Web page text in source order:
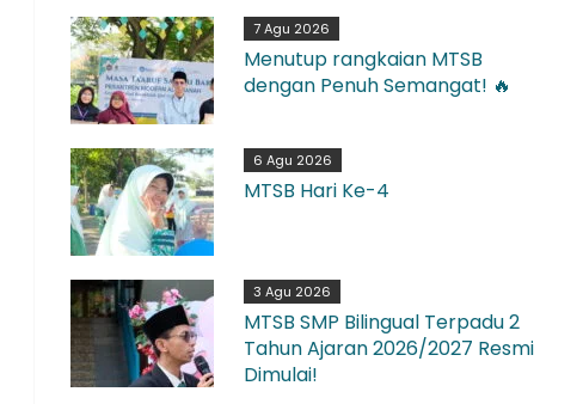
7 Agu 2026
Menutup rangkaian MTSB
dengan Penuh Semangat! 🔥
6 Agu 2026
MTSB Hari Ke-4
3 Agu 2026
MTSB SMP Bilingual Terpadu 2
Tahun Ajaran 2026/2027 Resmi
Dimulai!